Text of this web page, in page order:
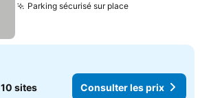
Parking sécurisé sur placeConsulter les
10 sites Consulter les prix